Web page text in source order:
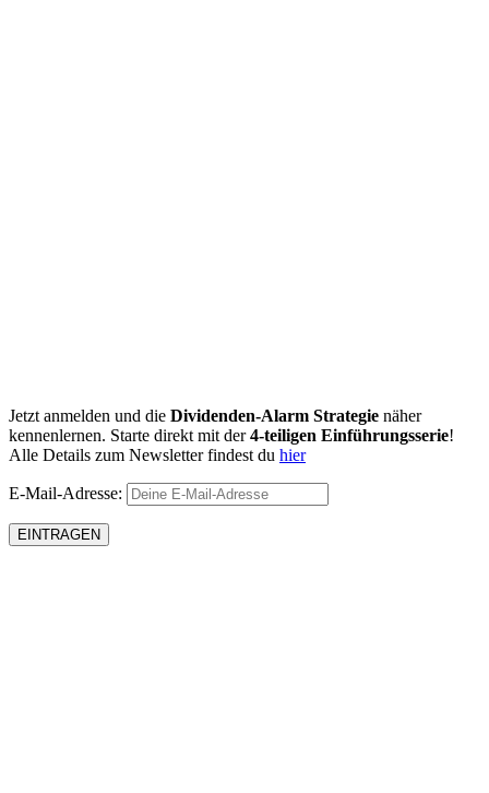
Jetzt anmelden und die Dividenden-Alarm Strategie näher
kennenlernen. Starte direkt mit der4-teiligen Einführungsserie!
Alle Details zum Newsletter findest du hier
E-Mail-Adresse: